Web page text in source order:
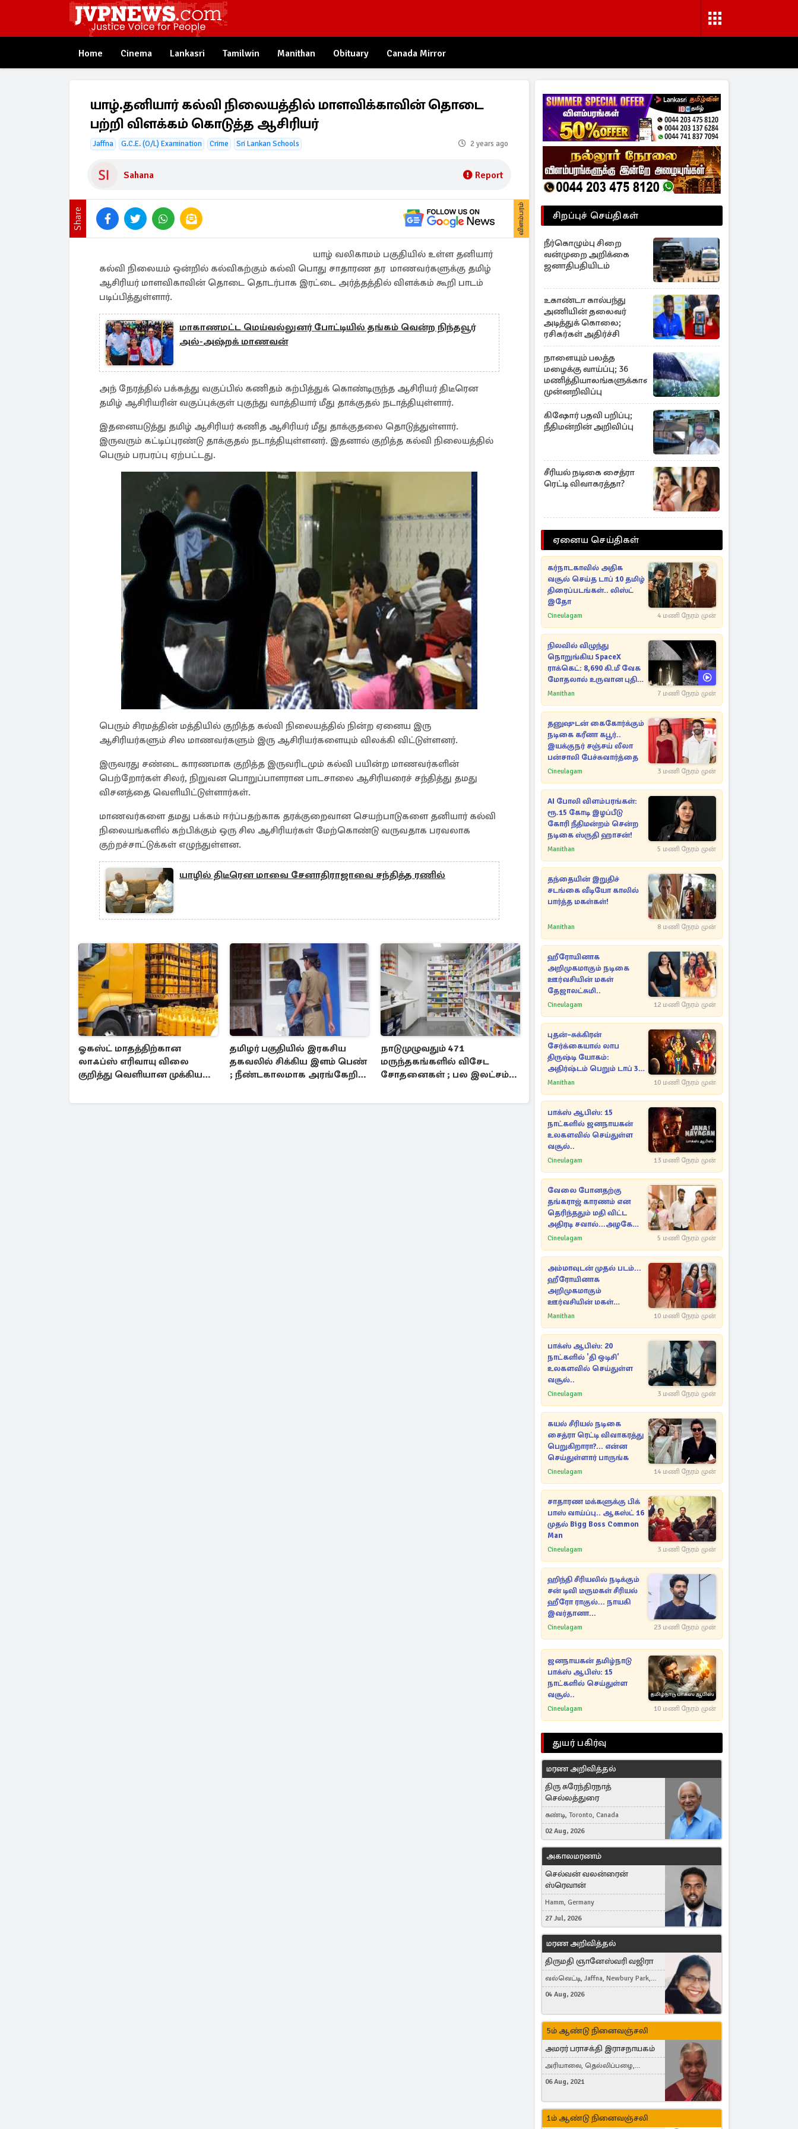
Home Cinema Lankasri Tamilwin Manithan Obituary Canada Mirror
யாழ்.தனியார் கல்வி நிலையத்தில் மாளவிக்காவின் தொடை
பற்றி விளக்கம் கொடுத்த ஆசிரியர்
Jaffna G.C.E. (O/L) Examination Crime Sri Lankan Schools 2 years ago
Sahana Report
Share விளம்பரம்
யாழ் வலிகாமம் பகுதியில் உள்ள தனியார்
கல்வி நிலையம் ஒன்றில் கல்விகற்கும் கல்வி பொது சாதாரண தர மாணவர்களுக்கு தமிழ்
ஆசிரியர் மாளவிகாவின் தொடை தொடர்பாக இரட்டை அர்த்தத்தில் விளக்கம் கூறி பாடம்
படிப்பித்துள்ளார்.
மாகாணமட்ட மெய்வல்லுனர் போட்டியில் தங்கம் வென்ற நிந்தவூர்
அல்-அஷ்றக் மாணவன்
அந் நேரத்தில் பக்கத்து வகுப்பில் கணிதம் கற்பித்துக் கொண்டிருந்த ஆசிரியர் திடீரென
தமிழ் ஆசிரியரின் வகுப்புக்குள் புகுந்து வாத்தியார் மீது தாக்குதல் நடாத்தியுள்ளார்.
இதனையடுத்து தமிழ் ஆசிரியர் கணித ஆசிரியர் மீது தாக்குதலை தொடுத்துள்ளார்.
இருவரும் கட்டிப்புரண்டு தாக்குதல் நடாத்தியுள்ளனர். இதனால் குறித்த கல்வி நிலையத்தில்
பெரும் பரபரப்பு ஏற்பட்டது.
பெரும் சிரமத்தின் மத்தியில் குறித்த கல்வி நிலையத்தில் நின்ற ஏனைய இரு
ஆசிரியர்களும் சில மாணவர்களும் இரு ஆசிரியர்களையும் விலக்கி விட்டுள்ளனர்.
இருவரது சண்டை காரணமாக குறித்த இருவரிடமும் கல்வி பயின்ற மாணவர்களின்
பெற்றோர்கள் சிலர், நிறுவன பொறுப்பாளரான பாடசாலை ஆசிரியரைச் சந்தித்து தமது
விசனத்தை வெளியிட்டுள்ளார்கள்.
மாணவர்களை தமது பக்கம் ஈர்ப்பதற்காக தரக்குறைவான செயற்பாடுகளை தனியார் கல்வி
நிலையங்களில் கற்பிக்கும் ஒரு சில ஆசிரியர்கள் மேற்கொண்டு வருவதாக பரவலாக
குற்றச்சாட்டுக்கள் எழுந்துள்ளன.
யாழில் திடீரென மாவை சேனாதிராஜாவை சந்தித்த ரணில்
ஓகஸ்ட் மாதத்திற்கான
லாஃப்ஸ் எரிவாயு விலை
குறித்து வெளியான முக்கிய
தமிழர் பகுதியில் இரகசிய
தகவலில் சிக்கிய இளம் பெண்
; நீண்டகாலமாக அரங்கேறிய
நாடுமுழுவதும் 471
மருந்தகங்களில் விசேட
சோதனைகள் ; பல இலட்சம்
சிறப்புச் செய்திகள்
நீர்கொழும்பு சிறை
வன்முறை அறிக்கை
ஜனாதிபதியிடம்
உகாண்டா கால்பந்து
அணியின் தலைவர்
அடித்துக் கொலை;
ரசிகர்கள் அதிர்ச்சி
நாளையும் பலத்த
மழைக்கு வாய்ப்பு; 36
மணித்தியாலங்களுக்கான
முன்னறிவிப்பு
கிஷோர் பதவி பறிப்பு;
நீதிமன்றின் அறிவிப்பு
சீரியல் நடிகை சைத்ரா
ரெட்டி விவாகரத்தா?
ஏனைய செய்திகள்
கர்நாடகாவில் அதிக
வசூல் செய்த டாப் 10 தமிழ்
திரைப்படங்கள்.. லிஸ்ட்
இதோ
Cineulagam 4 மணி நேரம் முன்
நிலவில் விழுந்து
நொறுங்கிய SpaceX
ராக்கெட்: 8,690 கி.மீ வேக
மோதலால் உருவான புதிய
பள்ளம்!
Manithan 7 மணி நேரம் முன்
தனுஷுடன் கைகோர்க்கும்
நடிகை கரீனா கபூர்..
இயக்குநர் சஞ்சய் லீலா
பன்சாலி பேச்சுவார்த்தை
Cineulagam 3 மணி நேரம் முன்
AI போலி விளம்பரங்கள்:
ரூ.15 கோடி இழப்பீடு
கோரி நீதிமன்றம் சென்ற
நடிகை ஸ்ருதி ஹாசன்!
Manithan 5 மணி நேரம் முன்
தந்தையின் இறுதிச்
சடங்கை வீடியோ காலில்
பார்த்த மகள்கள்!
Manithan 8 மணி நேரம் முன்
ஹீரோயினாக
அறிமுகமாகும் நடிகை
ஊர்வசியின் மகள்
தேஜாலட்சுமி..
Cineulagam 12 மணி நேரம் முன்
புதன்–சுக்கிரன்
சேர்க்கையால் லாப
திருஷ்டி யோகம்:
அதிர்ஷ்டம் பெறும் டாப் 3
ராசிகள்!
Manithan 10 மணி நேரம் முன்
பாக்ஸ் ஆபிஸ்: 15
நாட்களில் ஜனநாயகன்
உலகளவில் செய்துள்ள
வசூல்..
Cineulagam 13 மணி நேரம் முன்
வேலை போனதற்கு
தங்கராஜ் காரணம் என
தெரிந்ததும் மதி விட்ட
அதிரடி சவால்...அழகே
அழகு
Cineulagam 5 மணி நேரம் முன்
அம்மாவுடன் முதல் படம்...
ஹீரோயினாக
அறிமுகமாகும்
ஊர்வசியின் மகள்
தேஜலட்சுமி!
Manithan 10 மணி நேரம் முன்
பாக்ஸ் ஆபிஸ்: 20
நாட்களில் 'தி ஒடிசி'
உலகளவில் செய்துள்ள
வசூல்..
Cineulagam 3 மணி நேரம் முன்
கயல் சீரியல் நடிகை
சைத்ரா ரெட்டி விவாகரத்து
பெறுகிறாரா?... என்ன
செய்துள்ளார் பாருங்க
Cineulagam 14 மணி நேரம் முன்
சாதாரண மக்களுக்கு பிக்
பாஸ் வாய்ப்பு.. ஆகஸ்ட் 16
முதல் Bigg Boss Common
Man
Cineulagam 3 மணி நேரம் முன்
ஹிந்தி சீரியலில் நடிக்கும்
சன் டிவி மருமகள் சீரியல்
ஹீரோ ராகுல்... நாயகி
இவர்தானா...
Cineulagam 23 மணி நேரம் முன்
ஜனநாயகன் தமிழ்நாடு
பாக்ஸ் ஆபிஸ்: 15
நாட்களில் செய்துள்ள
வசூல்..
Cineulagam 10 மணி நேரம் முன்
துயர் பகிர்வு
மரண அறிவித்தல்
திரு சுரேந்திரநாத்
செல்லத்துரை
கண்டி, Toronto, Canada
02 Aug, 2026
அகாலமரணம்
செல்வன் வலன்ரைன்
ஸ்ரெவான்
Hamm, Germany
27 Jul, 2026
மரண அறிவித்தல்
திருமதி ஞானேஸ்வரி வஜிரா
வல்வெட்டி, Jaffna, Newbury Park,
United Kingdom
04 Aug, 2026
5ம் ஆண்டு நினைவஞ்சலி
அமரர் பராசக்தி இராசநாயகம்
அரியாலை, தெல்லிப்பழை,
Montreal, Canada
06 Aug, 2021
1ம் ஆண்டு நினைவஞ்சலி